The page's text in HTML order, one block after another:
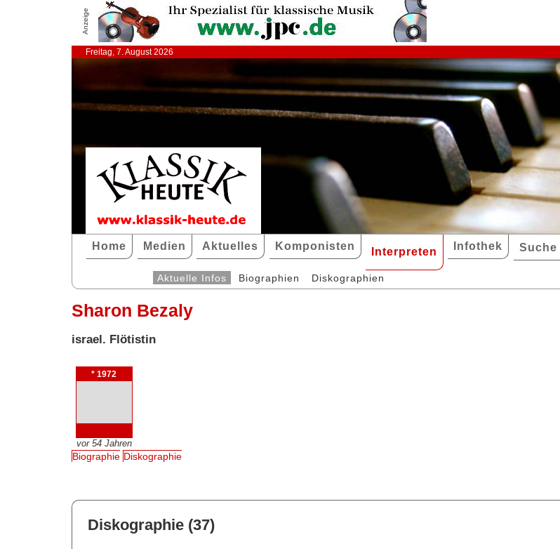
Anzeige
Freitag, 7. August 2026
Home Medien Aktuelles Komponisten Interpreten Infothek Suche
Aktuelle Infos Biographien Diskographien
Sharon Bezaly
israel. Flötistin
* 1972
vor 54 Jahren
Biographie Diskographie
Diskographie (37)